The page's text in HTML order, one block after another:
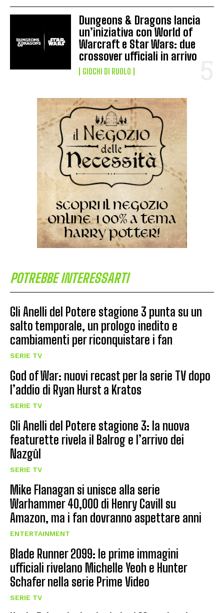
Dungeons & Dragons lancia
un’iniziativa con World of
Warcraft e Star Wars: due
crossover ufficiali in arrivo
GIOCHI DI RUOLO
POTREBBE INTERESSARTI
Gli Anelli del Potere stagione 3 punta su un
salto temporale, un prologo inedito e
cambiamenti per riconquistare i fan
SERIE TV
God of War: nuovi recast per la serie TV dopo
l’addio di Ryan Hurst a Kratos
SERIE TV
Gli Anelli del Potere stagione 3: la nuova
featurette rivela il Balrog e l’arrivo dei
Nazgûl
SERIE TV
Mike Flanagan si unisce alla serie
Warhammer 40,000 di Henry Cavill su
Amazon, ma i fan dovranno aspettare anni
ENTERTAINMENT
Blade Runner 2099: le prime immagini
ufficiali rivelano Michelle Yeoh e Hunter
Schafer nella serie Prime Video
SERIE TV